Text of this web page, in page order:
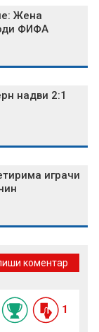
Жена
ФИФА
надви 2:1
играчи
коментар
1